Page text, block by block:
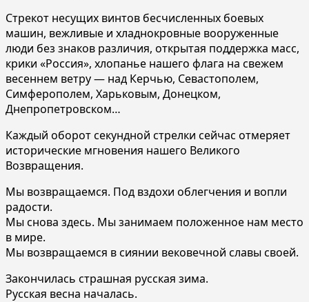
Стрекот несущих винтов бесчисленных боевых
машин, вежливые и хладнокровные вооруженные
люди без знаков различия, открытая поддержка масс,
крики «Россия», хлопанье нашего флага на свежем
весеннем ветру — над Керчью, Севастополем,
Симферополем, Харьковым, Донецком,
Днепропетровском…
Каждый оборот секундной стрелки сейчас отмеряет
исторические мгновения нашего Великого
Возвращения.
Мы возвращаемся. Под вздохи облегчения и вопли
радости.
Мы снова здесь. Мы занимаем положенное нам место
в мире.
Мы возвращаемся в сиянии вековечной славы своей.
Закончилась страшная русская зима.
Русская весна началась.